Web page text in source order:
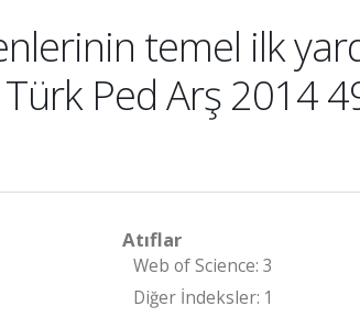
temel ilk
Ped Arş 2014
Atıflar
Web of Science: 3
Diğer İndeksler: 1